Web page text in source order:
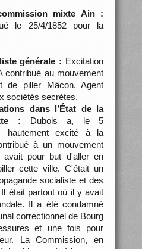
mixte Ain :
le 25/4/1852 pour la
générale : Excitation
contribué au mouvement
de piller Mâcon. Agent
sociétés secrètes.
dans l’État de la
: Dubois a, le 5
hautement excité à la
à un mouvement
avait pour but d'aller en
cette ville. C'était un
socialiste et des
était partout où il y avait
Il a été condamné
correctionnel de Bourg
et une fois pour
La Commission, en